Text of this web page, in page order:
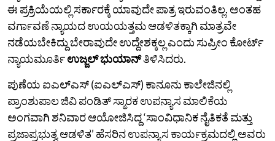
ಈ ಪ್ರಕ್ರಿಯೆಯಲ್ಲಿ ಸರ್ಕಾರಕ್ಕೆ ಯಾವುದೇ ಪಾತ್ರ ಇರುವಂತಿಲ್ಲ. ಅಂತಹ
ವರ್ಗಾವಣೆ ನ್ಯಾಯದ ಉಯಯತ್ತಮ ಆಡಳಿತಕ್ಕಾಗಿ ಮಾತ್ರವೇ
ನಡೆಯಬೇಕಿದ್ದು ಬೇರಾವುದೇ ಉದ್ದೇಶಕ್ಕಲ್ಲ ಎಂದು ಸುಪ್ರೀಂ ಕೋರ್ಟ್
ನ್ಯಾಯಮೂರ್ತಿಉಜ್ಜಲ್ ಭುಯಾನ್ತಿಳಿಸಿದರು.
ಪುಣೆಯ ಐಎಲ್‌ಎಸ್ (ಐಎಲ್‌ಎಸ್‌) ಕಾನೂನು ಕಾಲೇಜಿನಲ್ಲಿ
ಪ್ರಾಂಶುಪಾಲ ಜಿವಿ ಪಂಡಿತ್ ಸ್ಮಾರಕ ಉಪನ್ಯಾಸ ಮಾಲಿಕೆಯ
ಅಂಗವಾಗಿ ಶನಿವಾರ ಆಯೋಜಿಸಿದ್ದ ‘ಸಾಂವಿಧಾನಿಕ ನೈತಿಕತೆ ಮತ್ತು
ಪ್ರಜಾಪ್ರಭುತ್ವ ಆಡಳಿತ’ ಹೆಸರಿನ ಉಪನ್ಯಾಸ ಕಾರ್ಯಕ್ರಮದಲ್ಲಿ ಅವರು